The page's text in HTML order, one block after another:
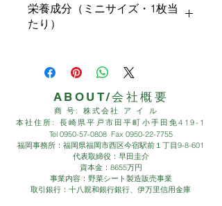
栄養成分（ミニサイズ・1枚当
たり）
食物繊維 0.47g
エネルギー 2.52Kcal
タンパク質 0.08g
脂質 0.01g
炭水化物 0.75g (糖質0.28g/食
物繊維0.47g)
食塩相当量 0.003g
ABOUT/会社概要
商 号: 株式会社 ア イ ル
本社住所: 長崎県平戸市田平町小手田免419-1
Tel 0950-57-0808Fax 0950-22-7755
福岡事務所：福岡県福岡市西区今宿駅前１丁目9-8-601
代表取締役：早田圭介
資本金：8655万円
事業内容：野菜シート製造販売事業
取引銀行：十八親和銀行銀行、伊万里信用金庫